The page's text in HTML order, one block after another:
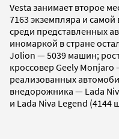
Vesta занимает второе
7163 экземпляра и
среди представленных
иномаркой в стране
Jolion — 5039 машин;
кроссовер Geely
реализованных
внедорожника — Lada
и Lada Niva Legend (4144